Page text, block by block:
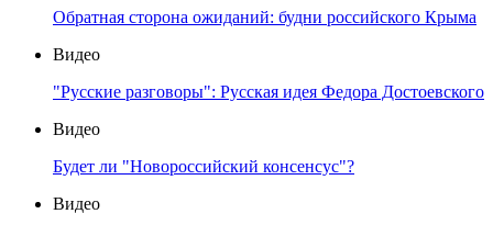
Обратная сторона ожиданий: будни российского Крыма
Видео
"Русские разговоры": Русская идея Федора Достоевского
Видео
Будет ли "Новороссийский консенсус"?
Видео